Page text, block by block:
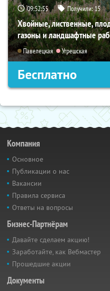
09:52:54 Получили:15
Хвойные, лиственные,
газоны и ландшафтные
Павелецкая Угрешская
Бесплатно
Компания
Основное
Публикации о нас
Вакансии
Правила сервиса
Ответы на вопросы
Бизнес-Партнёрам
Давайте сделаем акцию!
Заработайте, как Вебмастер
Прошедшие акции
Документы